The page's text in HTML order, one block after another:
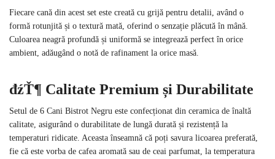
Fiecare cană din acest set este creată cu grijă pentru detalii, având o
formă rotunjită și o textură mată, oferind o senzație plăcută în mână.
Culoarea neagră profundă și uniformă se integrează perfect în orice
ambient, adăugând o notă de rafinament la orice masă.
đźŤ¶ Calitate Premium și Durabilitate
Setul de 6 Cani Bistrot Negru este confecționat din ceramica de înaltă
calitate, asigurând o durabilitate de lungă durată și rezistență la
temperaturi ridicate. Aceasta înseamnă că poți savura licoarea preferată,
fie că este vorba de cafea aromată sau de ceai parfumat, la temperatura